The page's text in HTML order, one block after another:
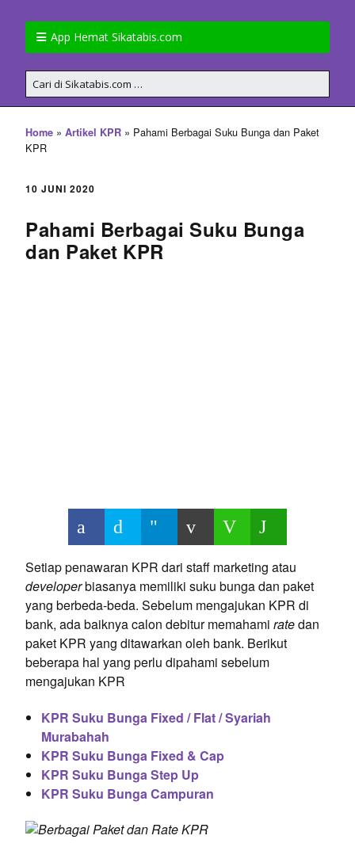
App Hemat Sikatabis.com
Home » Artikel KPR » Pahami Berbagai Suku Bunga dan Paket
KPR
10 JUNI 2020
Pahami Berbagai Suku Bunga
dan Paket KPR
Setiap penawaran KPR dari staff marketing atau
developerbiasanya memiliki suku bunga dan paket
yang berbeda-beda. Sebelum mengajukan KPR di
bank, ada baiknya calon debitur memahami ratedan
paket KPR yang ditawarkan oleh bank. Berikut
beberapa hal yang perlu dipahami sebelum
mengajukan KPR
KPR Suku Bunga Fixed / Flat / Syariah
Murabahah
KPR Suku Bunga Fixed & Cap
KPR Suku Bunga Step Up
KPR Suku Bunga Campuran